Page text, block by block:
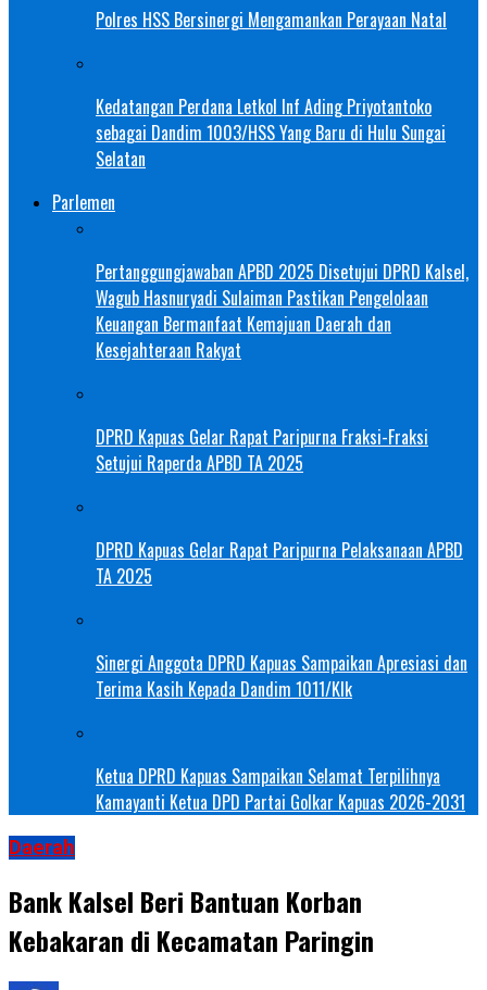
Polres HSS Bersinergi Mengamankan Perayaan Natal
Kedatangan Perdana Letkol Inf Ading Priyotantoko
sebagai Dandim 1003/HSS Yang Baru di Hulu Sungai
Selatan
Parlemen
Pertanggungjawaban APBD 2025 Disetujui DPRD Kalsel,
Wagub Hasnuryadi Sulaiman Pastikan Pengelolaan
Keuangan Bermanfaat Kemajuan Daerah dan
Kesejahteraan Rakyat
DPRD Kapuas Gelar Rapat Paripurna Fraksi-Fraksi
Setujui Raperda APBD TA 2025
DPRD Kapuas Gelar Rapat Paripurna Pelaksanaan APBD
TA 2025
Sinergi Anggota DPRD Kapuas Sampaikan Apresiasi dan
Terima Kasih Kepada Dandim 1011/Klk
Ketua DPRD Kapuas Sampaikan Selamat Terpilihnya
Kamayanti Ketua DPD Partai Golkar Kapuas 2026-2031
Daerah
Bank Kalsel Beri Bantuan Korban
Kebakaran di Kecamatan Paringin